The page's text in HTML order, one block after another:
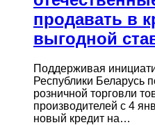
продавать в
выгодной
Поддерживая
Республики Беларусь
розничной торговли
производителей с 4
новый кредит на…